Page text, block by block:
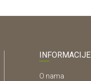
INFORMACIJE
O nama